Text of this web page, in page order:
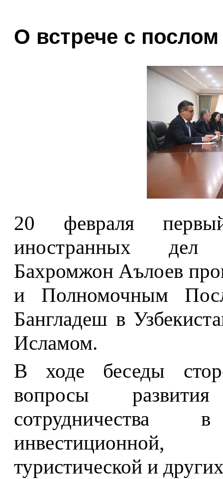
О встрече с
20 февраля
иностранных дел
Бахромжон Аълоев
и Полномочным
Бангладеш в
Исламом.
В ходе беседы
вопросы развития
сотрудничества в
инвестиционной,
туристической и